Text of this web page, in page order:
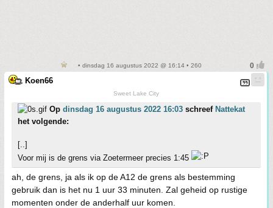
• dinsdag 16 augustus 2022 @ 16:14 • 260
Koen66
Sweet Lake City
Op dinsdag 16 augustus 2022 16:03 schreef Nattekat
het volgende:
[..]
Voor mij is de grens via Zoetermeer precies 1:45
ah, de grens, ja als ik op de A12 de grens als bestemming
gebruik dan is het nu 1 uur 33 minuten. Zal geheid op rustige
momenten onder de anderhalf uur komen.